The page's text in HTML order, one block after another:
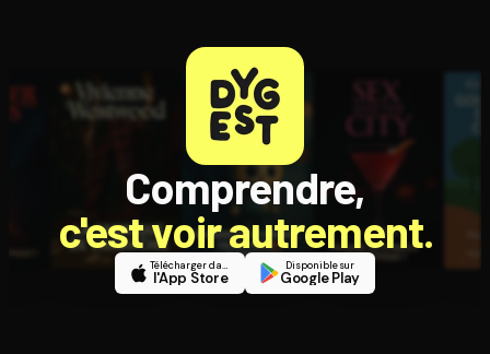
Comprendre,
c'est voir autrement.
Télécharger dans
l'App Store
Disponible sur
Google Play